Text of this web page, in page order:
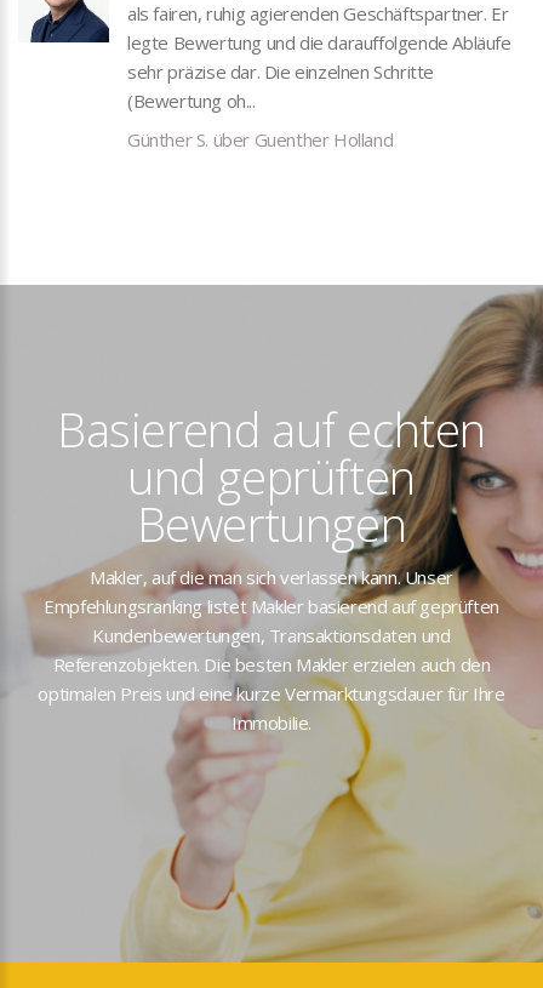
als fairen, ruhig agierenden Geschäftspartner. Er
legte Bewertung und die darauffolgende Abläufe
sehr präzise dar. Die einzelnen Schritte
(Bewertung oh...
Günther S. über Guenther Holland
Basierend auf echten
und geprüften
Bewertungen
Makler, auf die man sich verlassen kann. Unser
Empfehlungsranking listet Makler basierend auf geprüften
Kundenbewertungen, Transaktionsdaten und
Referenzobjekten. Die besten Makler erzielen auch den
optimalen Preis und eine kurze Vermarktungsdauer für Ihre
Immobilie.